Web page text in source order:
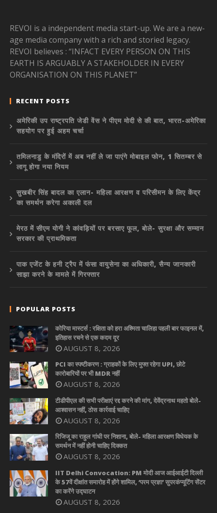
REVOI is a independent media start-up. We are a new-
age media company with a rich and storied legacy.
REVOI believes : “INFACT EVERY PERSON ON THIS
EARTH IS ARGUABLY A STAKEHOLDER IN EVERY
ORGANISATION ON THIS PLANET”
RECENT POSTS
अमेरिकी उप राष्ट्रपति जेडी वेंस ने पीएम मोदी से की बात, भारत-अमेरिका
सहयोग पर हुई अहम चर्चा
तमिलनाडु के मंदिरों में अब नहीं ले जा पाएंगे मोबाइल फोन, 1 सितम्बर से
लागू होगा नया नियम
सुखबीर सिंह बादल का एलान- महिला आरक्षण व परिसीमन के लिए केंद्र
का समर्थन करेगा अकाली दल
मेरठ में सीएम योगी ने कांवड़ियों पर बरसाए फूल, बोले- सुरक्षा और सम्मान
सरकार की प्राथमिकता
पाक एजेंट के हनी ट्रैप में फंसा वायुसेना का अधिकारी, सैन्य जानकारी
साझा करने के मामले में गिरफ्तार
POPULAR POSTS
कोरिया मास्टर्स : रक्षिता को हरा अश्मिता चालिहा पहली बार फाइनल में,
इतिहास रचने से एक कदम दूर
AUGUST 8, 2026
PCI का स्पष्टीकरण : ग्राहकों के लिए मुफ्त रहेगा UPI, छोटे
कारोबारियों पर भी MDR नहीं
AUGUST 8, 2026
टीडीपीएल की सभी परीक्षाएं रद्द करने की मांग, देवेंद्रनाथ महतो बोले-
आश्वासन नहीं, ठोस कार्रवाई चाहिए
AUGUST 8, 2026
रिजिजू का राहुल गांधी पर निशाना, बोले- महिला आरक्षण विधेयक के
समर्थन में नहीं होनी चाहिए दिक्कत
AUGUST 8, 2026
IIT Delhi Convocation: PM मोदी आज आईआईटी दिल्ली
के 57वें दीक्षांत समारोह में होंगे शामिल, ‘परम प्रज्ञा’ सुपरकंप्यूटिंग सेंटर
का करेंगे उद्घाटन
AUGUST 8, 2026